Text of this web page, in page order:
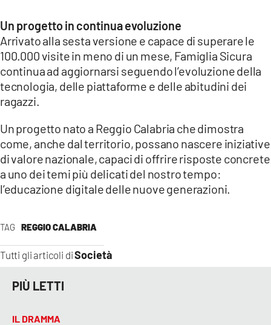
TAG REGGIO CALABRIA
Tutti gli articoli diSocietà
Un progetto in continua evoluzione
Arrivato alla sesta versione e capace di superare le
100.000 visite in meno di un mese, Famiglia Sicura
continua ad aggiornarsi seguendo l’evoluzione della
tecnologia, delle piattaforme e delle abitudini dei
ragazzi.
Un progetto nato a Reggio Calabria che dimostra
come, anche dal territorio, possano nascere iniziative
di valore nazionale, capaci di offrire risposte concrete
a uno dei temi più delicati del nostro tempo:
l’educazione digitale delle nuove generazioni.
PIÙ LETTI
IL DRAMMA